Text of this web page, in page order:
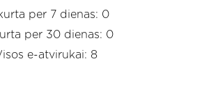
per 7 dienas: 0
per 30 dienas: 0
e-atvirukai: 8